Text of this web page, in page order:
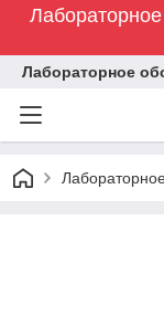
Лабораторное